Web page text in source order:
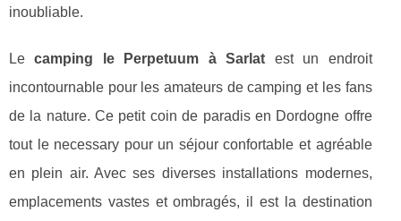
inoubliable.
Lecamping le Perpetuum à Sarlat est un endroit
incontournable pour les amateurs de camping et les fans
de la nature. Ce petit coin de paradis en Dordogne offre
tout le necessary pour un séjour confortable et agréable
en plein air. Avec ses diverses installations modernes,
emplacements vastes et ombragés, il est la destination